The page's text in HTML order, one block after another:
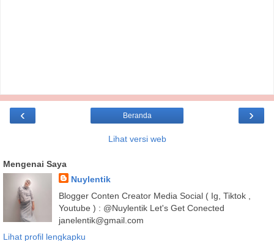
‹ ›
Beranda
Lihat versi web
Mengenai Saya
Nuylentik
Blogger Conten Creator Media Social ( Ig, Tiktok ,
Youtube ) : @Nuylentik Let's Get Conected
janelentik@gmail.com
Lihat profil lengkapku